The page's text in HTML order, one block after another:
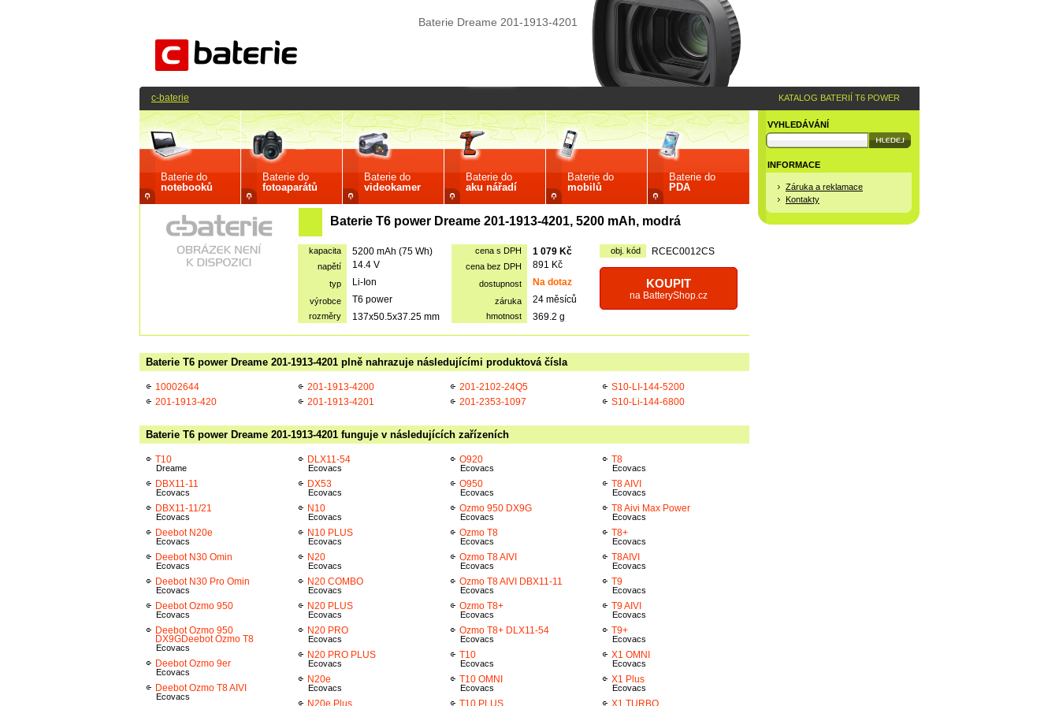
Baterie Dreame 201-1913-4201
Baterie do
notebooků
Baterie do
fotoaparátů
Baterie do
videokamer
Baterie do
aku nářadí
Baterie do
mobilů
Baterie do
PDA
Baterie T6 power Dreame 201-1913-4201, 5200 mAh, modrá
kapacita 5200 mAh (75 Wh) cena s DPH 1 079 Kč obj. kód RCEC0012CS
napětí 14.4 V cena bez DPH 891 Kč
KOUPIT
na BatteryShop.cz
typ Li-Ion dostupnost Na dotaz
výrobce T6 power záruka 24 měsíců
rozměry 137x50.5x37.25 mm hmotnost 369.2 g
Baterie T6 power Dreame 201-1913-4201 plně nahrazuje následujícími produktová čísla
10002644
201-1913-420
201-1913-4200
201-1913-4201
201-2102-24Q5
201-2353-1097
S10-LI-144-5200
S10-Li-144-6800
Baterie T6 power Dreame 201-1913-4201 funguje v následujících zařízeních
T10
Dreame
DBX11-11
Ecovacs
DBX11-11/21
Ecovacs
Deebot N20e
Ecovacs
Deebot N30 Omin
Ecovacs
Deebot N30 Pro Omin
Ecovacs
Deebot Ozmo 950
Ecovacs
Deebot Ozmo 950
DX9GDeebot Ozmo T8
Ecovacs
Deebot Ozmo 9er
Ecovacs
Deebot Ozmo T8 AIVI
Ecovacs
DLX11-54
Ecovacs
DX53
Ecovacs
N10
Ecovacs
N10 PLUS
Ecovacs
N20
Ecovacs
N20 COMBO
Ecovacs
N20 PLUS
Ecovacs
N20 PRO
Ecovacs
N20 PRO PLUS
Ecovacs
N20e
Ecovacs
N20e Plus
O920
Ecovacs
O950
Ecovacs
Ozmo 950 DX9G
Ecovacs
Ozmo T8
Ecovacs
Ozmo T8 AIVI
Ecovacs
Ozmo T8 AIVI DBX11-11
Ecovacs
Ozmo T8+
Ecovacs
Ozmo T8+ DLX11-54
Ecovacs
T10
Ecovacs
T10 OMNI
Ecovacs
T10 PLUS
T8
Ecovacs
T8 AIVI
Ecovacs
T8 Aivi Max Power
Ecovacs
T8+
Ecovacs
T8AIVI
Ecovacs
T9
Ecovacs
T9 AIVI
Ecovacs
T9+
Ecovacs
X1 OMNI
Ecovacs
X1 Plus
Ecovacs
X1 TURBO
VYHLEDÁVÁNÍ
INFORMACE
Záruka a reklamace
Kontakty
c-baterie KATALOG BATERIÍ T6 POWER